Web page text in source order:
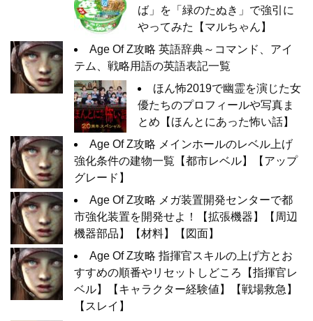
ば」を「緑のたぬき」で強引に
やってみた【マルちゃん】
Age Of Z攻略 英語辞典～コマンド、アイ
テム、戦略用語の英語表記一覧
ほん怖2019で幽霊を演じた女
優たちのプロフィールや写真ま
とめ【ほんとにあった怖い話】
Age Of Z攻略 メインホールのレベル上げ
強化条件の建物一覧【都市レベル】【アップ
グレード】
Age Of Z攻略 メガ装置開発センターで都
市強化装置を開発せよ！【拡張機器】【周辺
機器部品】【材料】【図面】
Age Of Z攻略 指揮官スキルの上げ方とお
すすめの順番やリセットしどころ【指揮官レ
ベル】【キャラクター経験値】【戦場救急】
【スレイ】